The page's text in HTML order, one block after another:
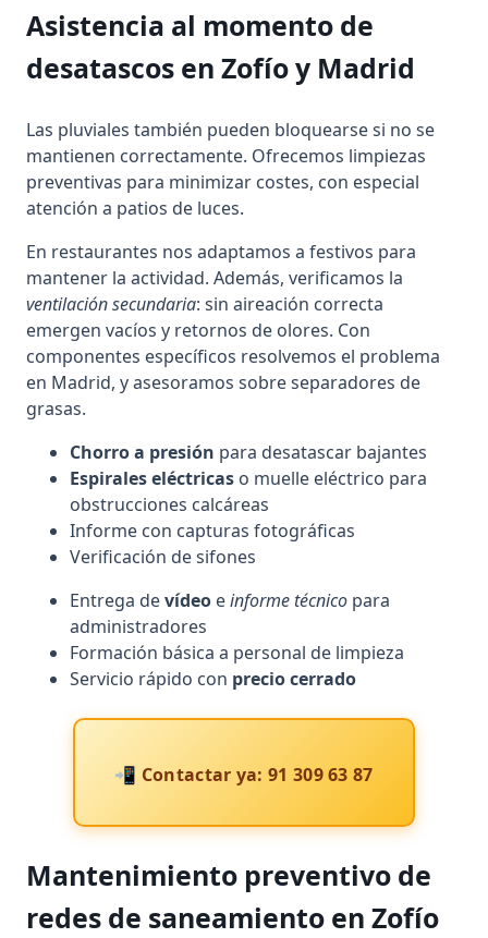
Asistencia al momento de
desatascos en Zofío y Madrid
Las pluviales también pueden bloquearse si no se
mantienen correctamente. Ofrecemos limpiezas
preventivas para minimizar costes, con especial
atención a patios de luces.
En restaurantes nos adaptamos a festivos para
mantener la actividad. Además, verificamos la
ventilación secundaria: sin aireación correcta
emergen vacíos y retornos de olores. Con
componentes específicos resolvemos el problema
en Madrid, y asesoramos sobre separadores de
grasas.
Chorro a presión para desatascar bajantes
Espirales eléctricas o muelle eléctrico para
obstrucciones calcáreas
Informe con capturas fotográficas
Verificación de sifones
Entrega devídeo einforme técnico para
administradores
Formación básica a personal de limpieza
Servicio rápido con precio cerrado
📲 Contactar ya: 91 309 63 87
Mantenimiento preventivo de
redes de saneamiento en Zofío